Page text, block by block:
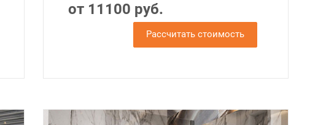
от 11100 руб.
Рассчитать стоимость